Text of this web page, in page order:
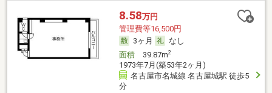
8.58万円
管理費等16,500円
3ヶ月
なし
面積39.87m2
1973年7月(築53年2ヶ月)
名古屋市名城線 名古屋城駅 徒歩5
分